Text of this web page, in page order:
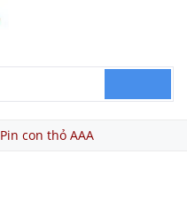
Pin con thỏ AAA